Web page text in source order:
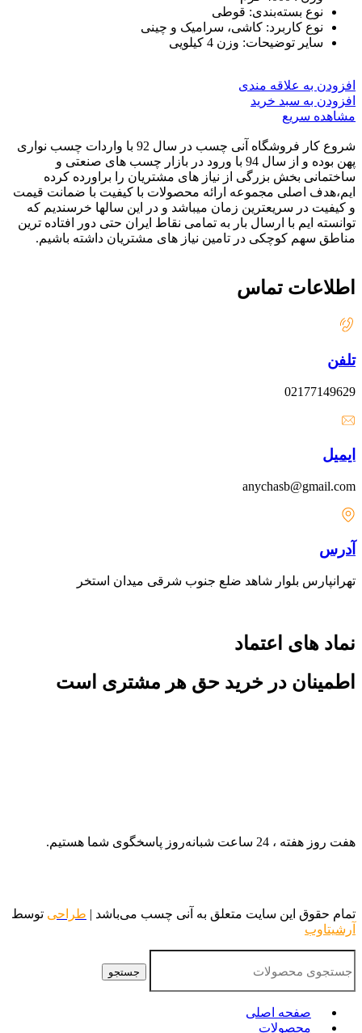
نوع بسته‌بندی: قوطی
نوع کاربرد: کاشی، سرامیک و چینی
سایر توضیحات: وزن 4 کیلویی
افزودن به علاقه مندی
افزودن به سبد خرید
مشاهده سریع
شروع کار فروشگاه آنی چسب در سال 92 با واردات چسب نواری
پهن بوده و از سال 94 با ورود در بازار چسب های صنعتی و
ساختمانی بخش بزرگی از نیاز های مشتریان را براورده کرده
ایم،هدف اصلی مجموعه ارائه محصولات با کیفیت با ضمانت قیمت
و کیفیت در سریعترین زمان میباشد و در این سالها خرسندیم که
توانسته ایم با ارسال بار به تمامی نقاط ایران حتی دور افتاده ترین
مناطق سهم کوچکی در تامین نیاز های مشتریان داشته باشیم.
اطلاعات تماس
تلفن
02177149629
ایمیل
anychasb@gmail.com
آدرس
تهرانپارس بلوار شاهد ضلع جنوب شرقی میدان استخر
نماد های اعتماد
اطمینان در خرید حق هر مشتری است
هفت روز هفته ، 24 ساعت شبانه‌روز پاسخگوی شما هستیم.
تمام حقوق این سایت متعلق به آنی چسب می‌باشد | طراحی توسط
آرشیتاوب
جستجو
صفحه اصلی
محصولات